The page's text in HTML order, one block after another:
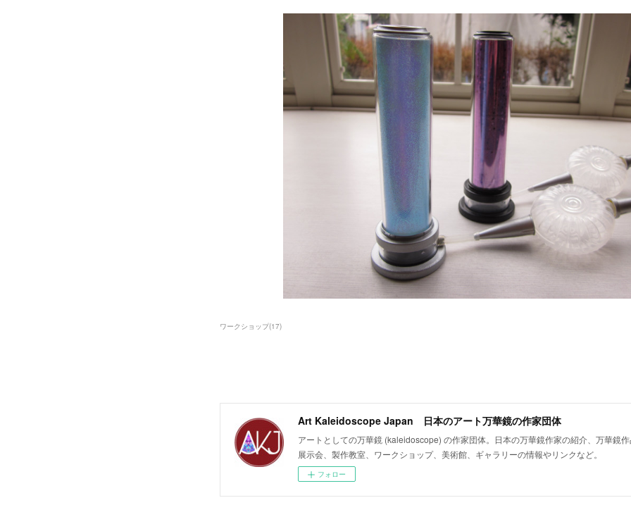
ワークショップ(17)
Art Kaleidoscope Japan 日本のアート万華鏡の作家団体
アートとしての万華鏡 (kaleidoscope) の作家団体。日本の万華鏡作家の紹介、万華鏡
展示会、製作教室、ワークショップ、美術館、ギャラリーの情報やリンクなど。
フォロー